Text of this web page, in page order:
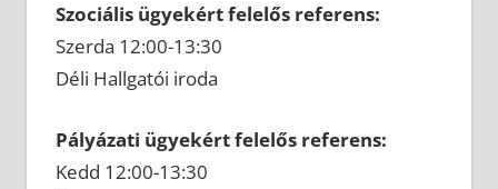
Szociális ügyekért felelős referens:
Szerda 12:00-13:30
Déli Hallgatói iroda
Pályázati ügyekért felelős referens:
Kedd 12:00-13:30